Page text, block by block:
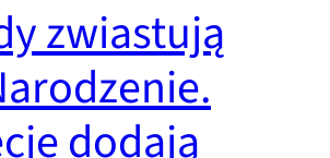
zwiastują
dodają